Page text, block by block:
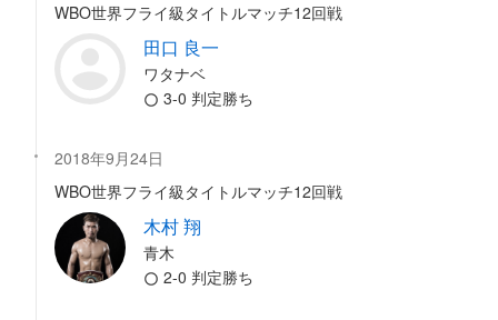
WBO世界フライ級タイトルマッチ12回戦
田口 良一
ワタナベ
3-0 判定勝ち
2018年9月24日
WBO世界フライ級タイトルマッチ12回戦
木村 翔
青木
2-0 判定勝ち